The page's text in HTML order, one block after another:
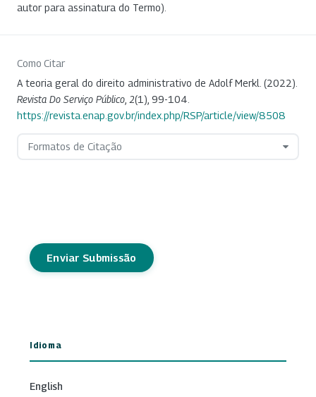
autor para assinatura do Termo).
Como Citar
A teoria geral do direito administrativo de Adolf Merkl. (2022).
Revista Do Serviço Público 2(1), 99-104.
https://revista.enap.gov.br/index.php/RSP/article/view/8508
Formatos de Citação
Enviar Submissão
Idioma
English